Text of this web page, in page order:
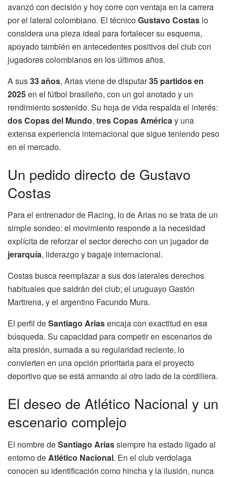
avanzó con decisión y hoy corre con ventaja en la carrera
por el lateral colombiano. El técnicoGustavo Costas lo
considera una pieza ideal para fortalecer su esquema,
apoyado también en antecedentes positivos del club con
jugadores colombianos en los últimos años.
A sus33 años, Arias viene de disputar35 partidos en
2025en el fútbol brasileño, con un gol anotado y un
rendimiento sostenido. Su hoja de vida respalda el interés:
dos Copas del Mundo, tres Copas Américay una
extensa experiencia internacional que sigue teniendo peso
en el mercado.
Un pedido directo de Gustavo
Costas
Para el entrenador de Racing, lo de Arias no se trata de un
simple sondeo: el movimiento responde a la necesidad
explícita de reforzar el sector derecho con un jugador de
jerarquía, liderazgo y bagaje internacional.
Costas busca reemplazar a sus dos laterales derechos
habituales que saldrán del club; el uruguayo Gastón
Martirena, y el argentino Facundo Mura.
El perfil deSantiago Ariasencaja con exactitud en esa
búsqueda. Su capacidad para competir en escenarios de
alta presión, sumada a su regularidad reciente, lo
convierten en una opción prioritaria para el proyecto
deportivo que se está armando al otro lado de la cordillera.
El deseo de Atlético Nacional y un
escenario complejo
El nombre deSantiago Ariassiempre ha estado ligado al
entorno de Atlético Nacional. En el club verdolaga
conocen su identificación como hincha y la ilusión, nunca